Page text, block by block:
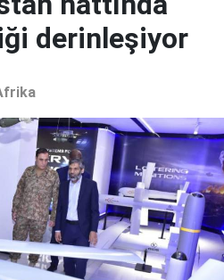
derinleşiyor